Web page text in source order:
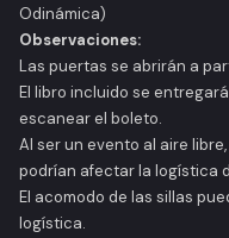
Odinámica)​
Observaciones:
Las puertas se abrirán a
El libro incluido se
escanear el boleto.​
Al ser un evento al aire
podrían afectar la logística
El acomodo de las sillas
logística.​